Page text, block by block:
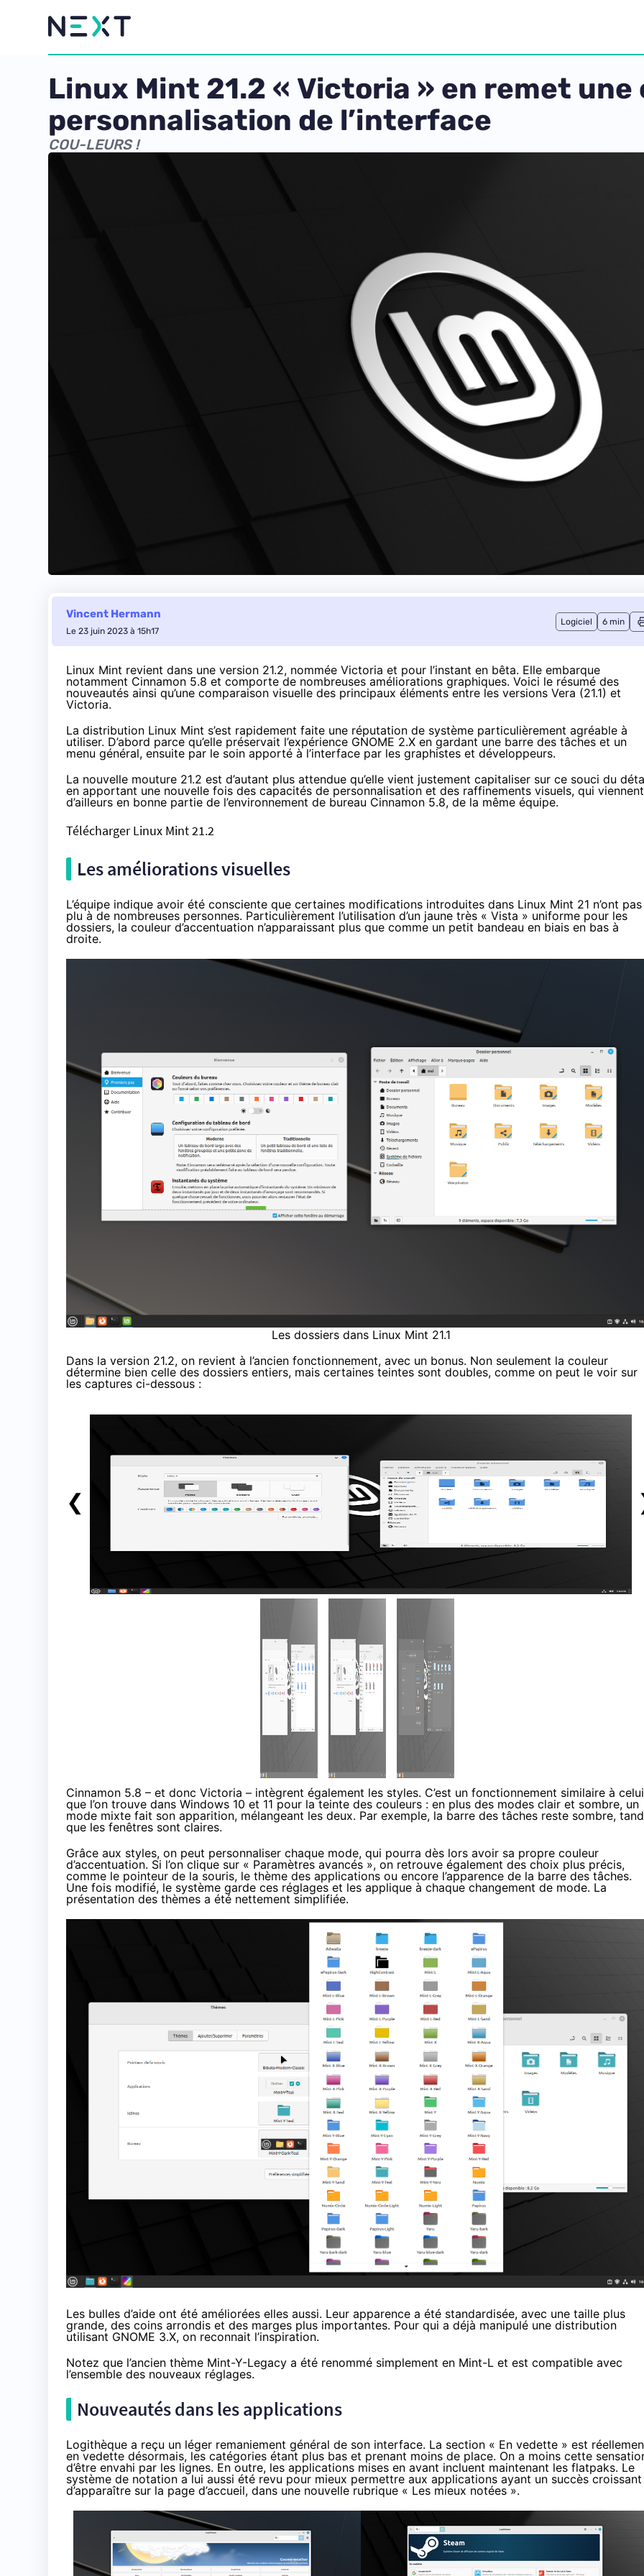
Linux Mint 21.2 « Victoria » en remet une
personnalisation de l’interface
COU-LEURS !
Vincent Hermann
Le 23 juin 2023 à 15h17
Logiciel 6 min
Linux Mint revient dans une version 21.2, nommée Victoria et pour l’instant en bêta. Elle embarque
notamment Cinnamon 5.8 et comporte de nombreuses améliorations graphiques. Voici le résumé des
nouveautés ainsi qu’une comparaison visuelle des principaux éléments entre les versions Vera (21.1) et
Victoria.
La distribution Linux Mint s’est rapidement faite une réputation de système particulièrement agréable à
utiliser. D’abord parce qu’elle préservait l’expérience GNOME 2.X en gardant une barre des tâches et un
menu général, ensuite par le soin apporté à l’interface par les graphistes et développeurs.
La nouvelle mouture 21.2 est d’autant plus attendue qu’elle vient justement capitaliser sur ce souci du
en apportant une nouvelle fois des capacités de personnalisation et des raffinements visuels, qui viennent
d’ailleurs en bonne partie de l’environnement de bureau Cinnamon 5.8, de la même équipe.
Télécharger Linux Mint 21.2
Les améliorations visuelles
L’équipe indique avoir été consciente que certaines modifications introduites dans Linux Mint 21 n’ont pas
plu à de nombreuses personnes. Particulièrement l’utilisation d’un jaune très « Vista » uniforme pour les
dossiers, la couleur d’accentuation n’apparaissant plus que comme un petit bandeau en biais en bas à
droite.
Les dossiers dans Linux Mint 21.1
Dans la version 21.2, on revient à l’ancien fonctionnement, avec un bonus. Non seulement la couleur
détermine bien celle des dossiers entiers, mais certaines teintes sont doubles, comme on peut le voir sur
les captures ci-dessous :
❮
Cinnamon 5.8 – et donc Victoria – intègrent également les styles. C’est un fonctionnement similaire à celui
que l’on trouve dans Windows 10 et 11 pour la teinte des couleurs : en plus des modes clair et sombre, un
mode mixte fait son apparition, mélangeant les deux. Par exemple, la barre des tâches reste sombre,
que les fenêtres sont claires.
Grâce aux styles, on peut personnaliser chaque mode, qui pourra dès lors avoir sa propre couleur
d’accentuation. Si l’on clique sur « Paramètres avancés », on retrouve également des choix plus précis,
comme le pointeur de la souris, le thème des applications ou encore l’apparence de la barre des tâches.
Une fois modifié, le système garde ces réglages et les applique à chaque changement de mode. La
présentation des thèmes a été nettement simplifiée.
Les bulles d’aide ont été améliorées elles aussi. Leur apparence a été standardisée, avec une taille plus
grande, des coins arrondis et des marges plus importantes. Pour qui a déjà manipulé une distribution
utilisant GNOME 3.X, on reconnait l’inspiration.
Notez que l’ancien thème Mint-Y-Legacy a été renommé simplement en Mint-L et est compatible avec
l’ensemble des nouveaux réglages.
Nouveautés dans les applications
Logithèque a reçu un léger remaniement général de son interface. La section « En vedette » est
en vedette désormais, les catégories étant plus bas et prenant moins de place. On a moins cette
d’être envahi par les lignes. En outre, les applications mises en avant incluent maintenant les flatpaks. Le
système de notation a lui aussi été revu pour mieux permettre aux applications ayant un succès croissant
d’apparaître sur la page d’accueil, dans une nouvelle rubrique « Les mieux notées ».